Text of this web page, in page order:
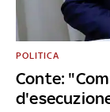
Conte:
POLITICA